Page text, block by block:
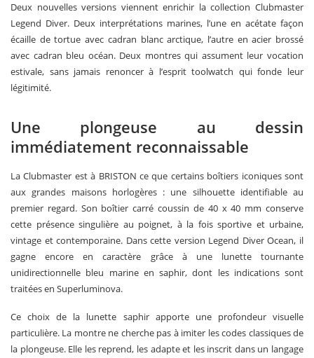
Deux nouvelles versions viennent enrichir la collection Clubmaster
Legend Diver. Deux interprétations marines, l’une en acétate façon
écaille de tortue avec cadran blanc arctique, l’autre en acier brossé
avec cadran bleu océan. Deux montres qui assument leur vocation
estivale, sans jamais renoncer à l’esprit toolwatch qui fonde leur
légitimité.
Une plongeuse au dessin
immédiatement reconnaissable
La Clubmaster est à BRISTON ce que certains boîtiers iconiques sont
aux grandes maisons horlogères : une silhouette identifiable au
premier regard. Son boîtier carré coussin de 40 x 40 mm conserve
cette présence singulière au poignet, à la fois sportive et urbaine,
vintage et contemporaine. Dans cette version Legend Diver Ocean, il
gagne encore en caractère grâce à une lunette tournante
unidirectionnelle bleu marine en saphir, dont les indications sont
traitées en Superluminova.
Ce choix de la lunette saphir apporte une profondeur visuelle
particulière. La montre ne cherche pas à imiter les codes classiques de
la plongeuse. Elle les reprend, les adapte et les inscrit dans un langage